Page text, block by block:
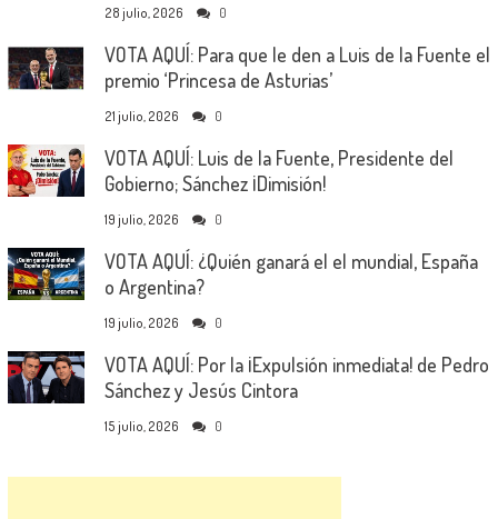
28 julio, 2026 0
VOTA AQUÍ: Para que le den a Luis de la Fuente el
premio ‘Princesa de Asturias’
21 julio, 2026 0
VOTA AQUÍ: Luis de la Fuente, Presidente del
Gobierno; Sánchez ¡Dimisión!
19 julio, 2026 0
VOTA AQUÍ: ¿Quién ganará el el mundial, España
o Argentina?
19 julio, 2026 0
VOTA AQUÍ: Por la ¡Expulsión inmediata! de Pedro
Sánchez y Jesús Cintora
15 julio, 2026 0